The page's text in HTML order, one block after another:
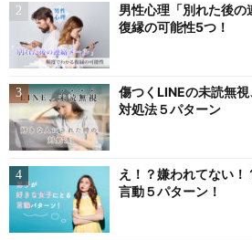
男性心理「別れた後の
復縁の可能性5つ！
傷つくLINEの未読無
対処法５パターン
え！？嫌われてない
言動５パターン！